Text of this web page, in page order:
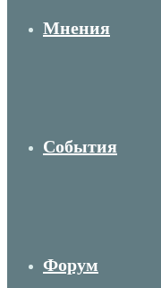
Мнения
События
Форум